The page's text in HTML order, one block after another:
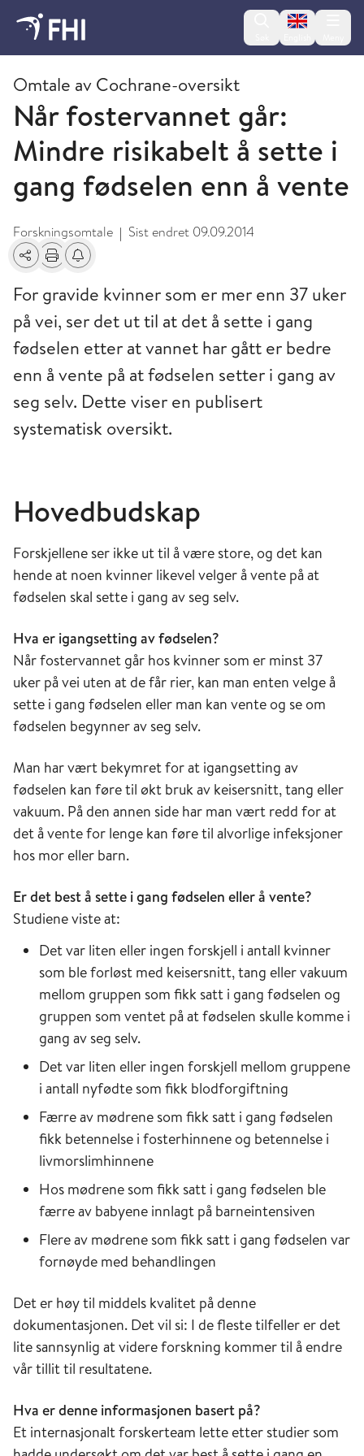
Change
2009 og eldre publikasjoner fra FHI
Omtale av Cochrane-oversikt
Når fostervannet går:
Mindre risikabelt å sette i
gang fødselen enn å vente
Forskningsomtale | Sist endret 09.09.2014
Del Skriv utFå varsel om endringer
For gravide kvinner som er mer enn 37 uker
på vei, ser det ut til at det å sette i gang
fødselen etter at vannet har gått er bedre
enn å vente på at fødselen setter i gang av
seg selv. Dette viser en publisert
systematisk oversikt.
Hovedbudskap
Forskjellene ser ikke ut til å være store, og det kan
hende at noen kvinner likevel velger å vente på at
fødselen skal sette i gang av seg selv.
Hva er igangsetting av fødselen?
Når fostervannet går hos kvinner som er minst 37
uker på vei uten at de får rier, kan man enten velge å
sette i gang fødselen eller man kan vente og se om
fødselen begynner av seg selv.
Man har vært bekymret for at igangsetting av
fødselen kan føre til økt bruk av keisersnitt, tang eller
vakuum. På den annen side har man vært redd for at
det å vente for lenge kan føre til alvorlige infeksjoner
hos mor eller barn.
Er det best å sette i gang fødselen eller å vente?
Studiene viste at:
Det var liten eller ingen forskjell i antall kvinner
som ble forløst med keisersnitt, tang eller vakuum
mellom gruppen som fikk satt i gang fødselen og
gruppen som ventet på at fødselen skulle komme i
gang av seg selv.
Det var liten eller ingen forskjell mellom gruppene
i antall nyfødte som fikk blodforgiftning
Færre av mødrene som fikk satt i gang fødselen
fikk betennelse i fosterhinnene og betennelse i
livmorslimhinnene
Hos mødrene som fikk satt i gang fødselen ble
færre av babyene innlagt på barneintensiven
Flere av mødrene som fikk satt i gang fødselen var
fornøyde med behandlingen
Det er høy til middels kvalitet på denne
dokumentasjonen. Det vil si: I de fleste tilfeller er det
lite sannsynlig at videre forskning kommer til å endre
vår tillit til resultatene.
Hva er denne informasjonen basert på?
Et internasjonalt forskerteam lette etter studier som